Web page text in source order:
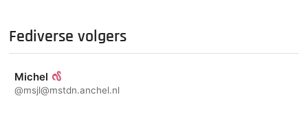
Fediverse volgers
Michel
@msjl@mstdn.anchel.nl